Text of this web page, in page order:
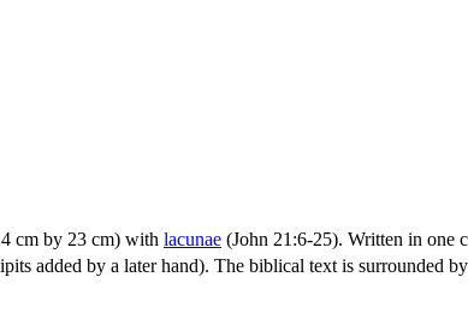
cm by 23 cm) with lacunae (John 21:6-25). Written in one
added by a later hand). The biblical text is surrounded